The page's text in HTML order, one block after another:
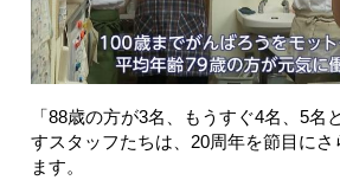
「88歳の方が3名、もうすぐ4名、5名
すスタッフたちは、20周年を節目に
ます。